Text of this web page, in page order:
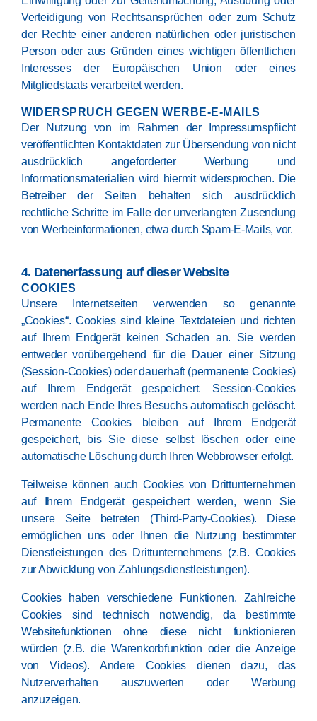
Verteidigung von Rechtsansprüchen oder zum Schutz
der Rechte einer anderen natürlichen oder juristischen
Person oder aus Gründen eines wichtigen öffentlichen
Interesses der Europäischen Union oder eines
Mitgliedstaats verarbeitet werden.
WIDERSPRUCH GEGEN WERBE-E-MAILS
Der Nutzung von im Rahmen der Impressumspflicht
veröffentlichten Kontaktdaten zur Übersendung von nicht
ausdrücklich angeforderter Werbung und
Informationsmaterialien wird hiermit widersprochen. Die
Betreiber der Seiten behalten sich ausdrücklich
rechtliche Schritte im Falle der unverlangten Zusendung
von Werbeinformationen, etwa durch Spam-E-Mails, vor.
4. Datenerfassung auf dieser Website
COOKIES
Unsere Internetseiten verwenden so genannte
„Cookies“. Cookies sind kleine Textdateien und richten
auf Ihrem Endgerät keinen Schaden an. Sie werden
entweder vorübergehend für die Dauer einer Sitzung
(Session-Cookies) oder dauerhaft (permanente Cookies)
auf Ihrem Endgerät gespeichert. Session-Cookies
werden nach Ende Ihres Besuchs automatisch gelöscht.
Permanente Cookies bleiben auf Ihrem Endgerät
gespeichert, bis Sie diese selbst löschen oder eine
automatische Löschung durch Ihren Webbrowser erfolgt.
Teilweise können auch Cookies von Drittunternehmen
auf Ihrem Endgerät gespeichert werden, wenn Sie
unsere Seite betreten (Third-Party-Cookies). Diese
ermöglichen uns oder Ihnen die Nutzung bestimmter
Dienstleistungen des Drittunternehmens (z.B. Cookies
zur Abwicklung von Zahlungsdienstleistungen).
Cookies haben verschiedene Funktionen. Zahlreiche
Cookies sind technisch notwendig, da bestimmte
Websitefunktionen ohne diese nicht funktionieren
würden (z.B. die Warenkorbfunktion oder die Anzeige
von Videos). Andere Cookies dienen dazu, das
Nutzerverhalten auszuwerten oder Werbung
anzuzeigen.